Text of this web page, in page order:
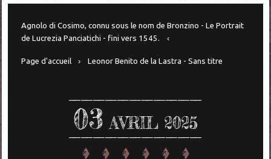
Agnolo di Cosimo, connu sous le nom de Bronzino - Le Portrait
de Lucrezia Panciatichi - fini vers 1545.
Page d'accueil Leonor Benito de la Lastra - Sans titre
03 AVRIL 2025